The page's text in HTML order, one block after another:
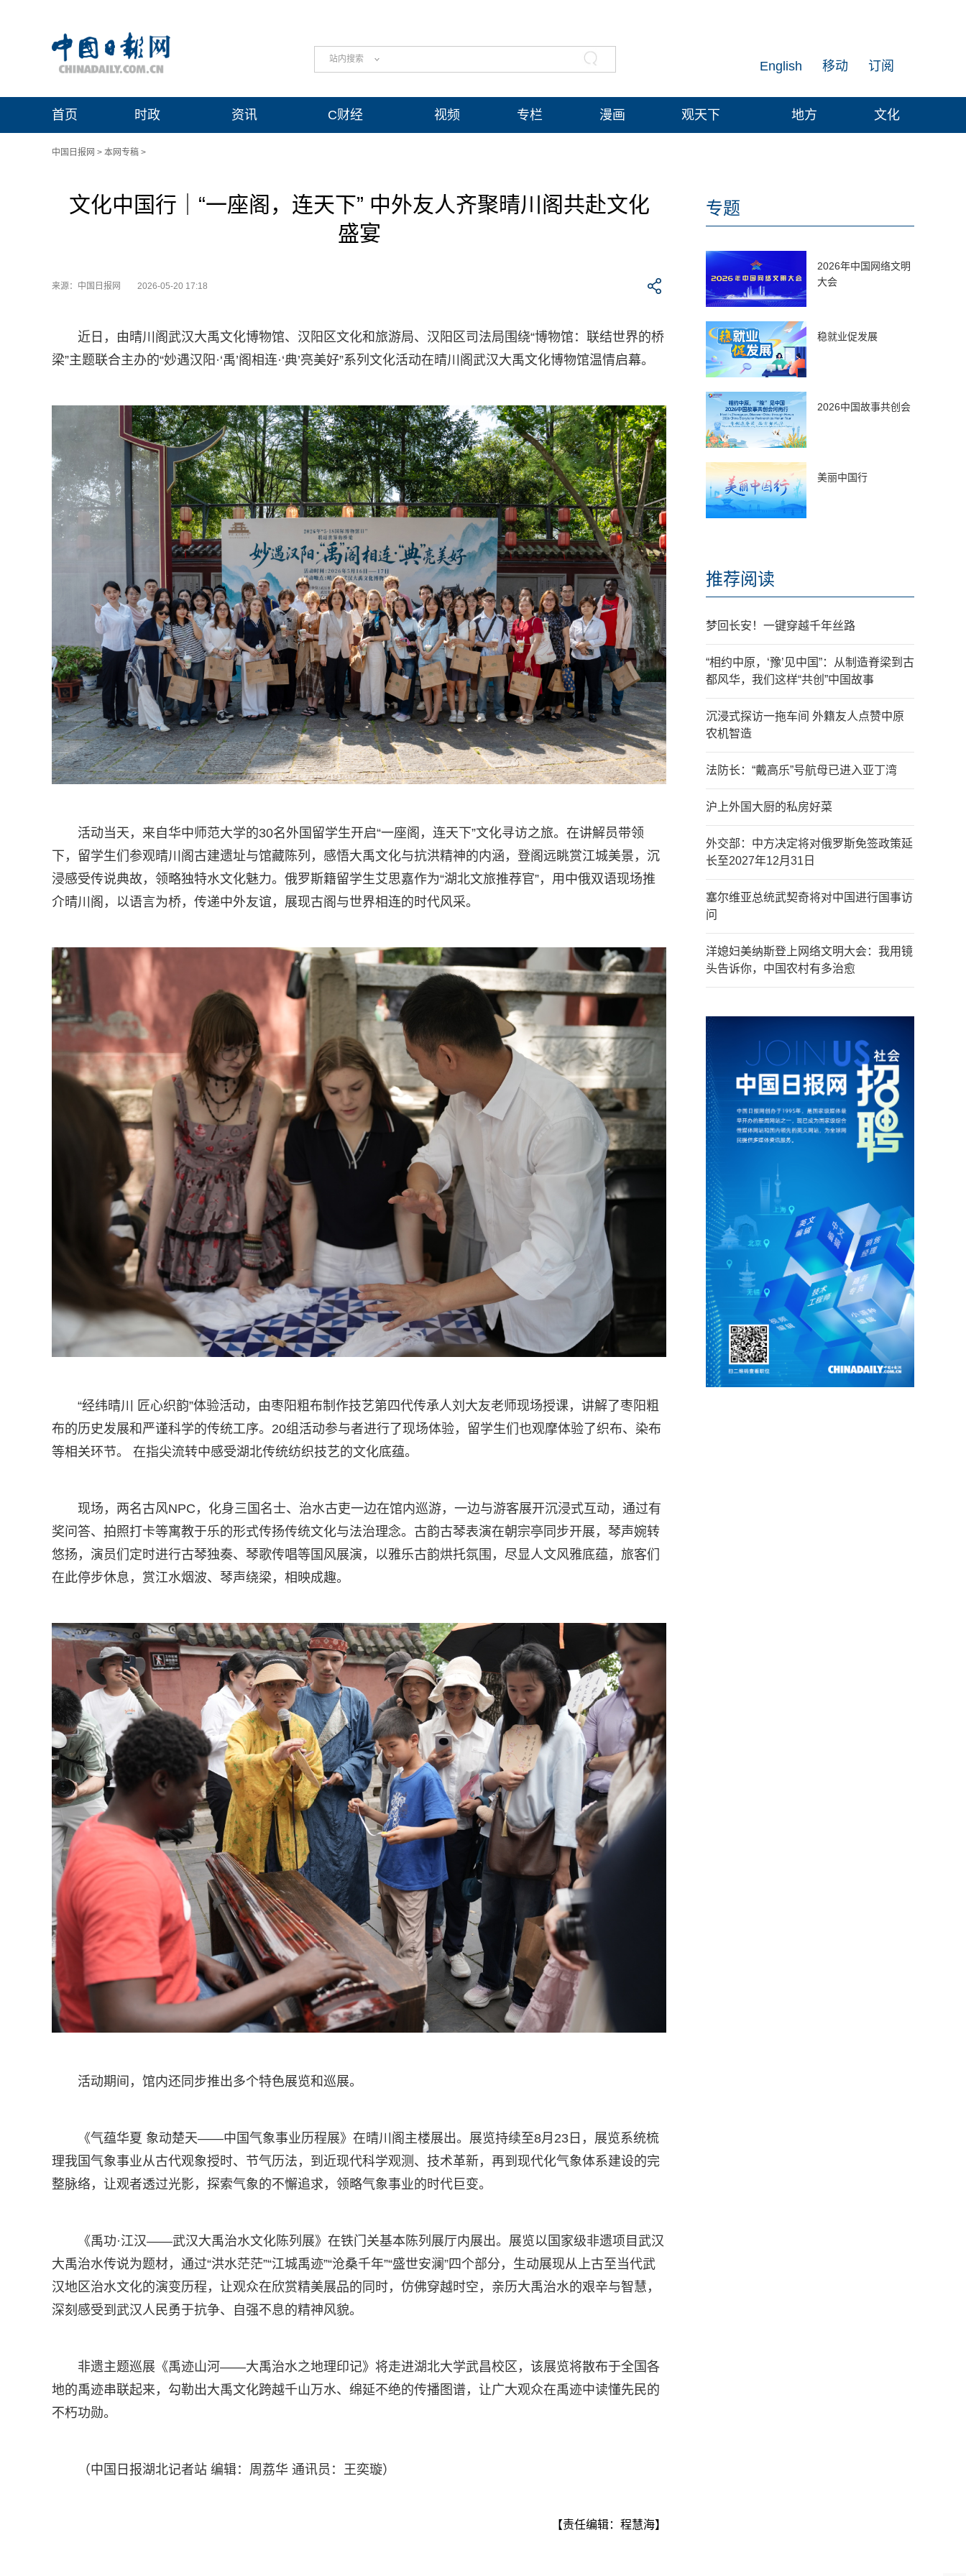
站内搜索 订阅
移动
English
首页 时政 资讯 C财经 视频 专栏 漫画 观天下 地方 文化
中国日报网 > 本网专稿 >
文化中国行｜“一座阁，连天下” 中外友人齐聚晴川阁共赴文化
盛宴
来源：中国日报网 2026-05-20 17:18
近日，由晴川阁武汉大禹文化博物馆、汉阳区文化和旅游局、汉阳区司法局围绕“博物馆：联结世界的桥
梁”主题联合主办的“妙遇汉阳·‘禹’阁相连·‘典’亮美好”系列文化活动在晴川阁武汉大禹文化博物馆温情启幕。
活动当天，来自华中师范大学的30名外国留学生开启“一座阁，连天下”文化寻访之旅。在讲解员带领
下，留学生们参观晴川阁古建遗址与馆藏陈列，感悟大禹文化与抗洪精神的内涵，登阁远眺赏江城美景，沉
浸感受传说典故，领略独特水文化魅力。俄罗斯籍留学生艾思嘉作为“湖北文旅推荐官”，用中俄双语现场推
介晴川阁，以语言为桥，传递中外友谊，展现古阁与世界相连的时代风采。
“经纬晴川 匠心织韵”体验活动，由枣阳粗布制作技艺第四代传承人刘大友老师现场授课，讲解了枣阳粗
布的历史发展和严谨科学的传统工序。20组活动参与者进行了现场体验，留学生们也观摩体验了织布、染布
等相关环节。 在指尖流转中感受湖北传统纺织技艺的文化底蕴。
现场，两名古风NPC，化身三国名士、治水古吏一边在馆内巡游，一边与游客展开沉浸式互动，通过有
奖问答、拍照打卡等寓教于乐的形式传扬传统文化与法治理念。古韵古琴表演在朝宗亭同步开展，琴声婉转
悠扬，演员们定时进行古琴独奏、琴歌传唱等国风展演，以雅乐古韵烘托氛围，尽显人文风雅底蕴，旅客们
在此停步休息，赏江水烟波、琴声绕梁，相映成趣。
活动期间，馆内还同步推出多个特色展览和巡展。
《气蕴华夏 象动楚天——中国气象事业历程展》在晴川阁主楼展出。展览持续至8月23日，展览系统梳
理我国气象事业从古代观象授时、节气历法，到近现代科学观测、技术革新，再到现代化气象体系建设的完
整脉络，让观者透过光影，探索气象的不懈追求，领略气象事业的时代巨变。
《禹功·江汉——武汉大禹治水文化陈列展》在铁门关基本陈列展厅内展出。展览以国家级非遗项目武汉
大禹治水传说为题材，通过“洪水茫茫”“江城禹迹”“沧桑千年”“盛世安澜”四个部分，生动展现从上古至当代武
汉地区治水文化的演变历程，让观众在欣赏精美展品的同时，仿佛穿越时空，亲历大禹治水的艰辛与智慧，
深刻感受到武汉人民勇于抗争、自强不息的精神风貌。
非遗主题巡展《禹迹山河——大禹治水之地理印记》将走进湖北大学武昌校区，该展览将散布于全国各
地的禹迹串联起来，勾勒出大禹文化跨越千山万水、绵延不绝的传播图谱，让广大观众在禹迹中读懂先民的
不朽功勋。
（中国日报湖北记者站 编辑：周荔华 通讯员：王奕璇）
【责任编辑：程慧海】
专题
2026年中国网络文明
大会
稳就业促发展
2026中国故事共创会
美丽中国行
推荐阅读
梦回长安！一键穿越千年丝路
“相约中原，‘豫’见中国”：从制造脊梁到古
都风华，我们这样“共创”中国故事
沉浸式探访一拖车间 外籍友人点赞中原
农机智造
法防长：“戴高乐”号航母已进入亚丁湾
沪上外国大厨的私房好菜
外交部：中方决定将对俄罗斯免签政策延
长至2027年12月31日
塞尔维亚总统武契奇将对中国进行国事访
问
洋媳妇美纳斯登上网络文明大会：我用镜
头告诉你，中国农村有多治愈